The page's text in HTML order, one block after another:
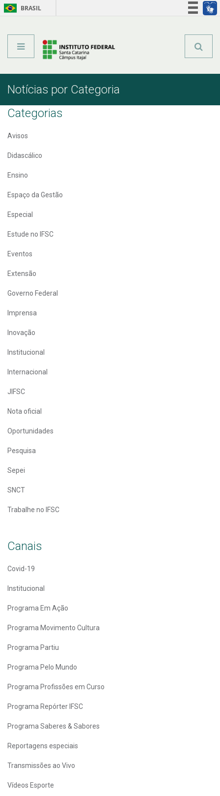
BRASIL
Notícias por Categoria
Categorias
Avisos
Didascálico
Ensino
Espaço da Gestão
Especial
Estude no IFSC
Eventos
Extensão
Governo Federal
Imprensa
Inovação
Institucional
Internacional
JIFSC
Nota oficial
Oportunidades
Pesquisa
Sepei
SNCT
Trabalhe no IFSC
Canais
Covid-19
Institucional
Programa Em Ação
Programa Movimento Cultura
Programa Partiu
Programa Pelo Mundo
Programa Profissões em Curso
Programa Repórter IFSC
Programa Saberes & Sabores
Reportagens especiais
Transmissões ao Vivo
Vídeos Esporte